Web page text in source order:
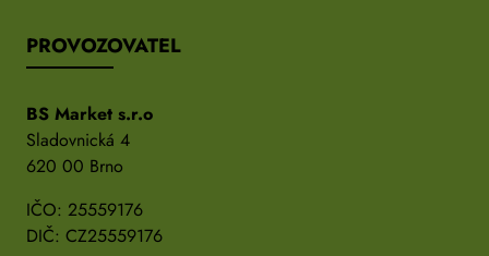
PROVOZOVATEL
BS Market s.r.o
Sladovnická 4
620 00 Brno
IČO: 25559176
DIČ: CZ25559176